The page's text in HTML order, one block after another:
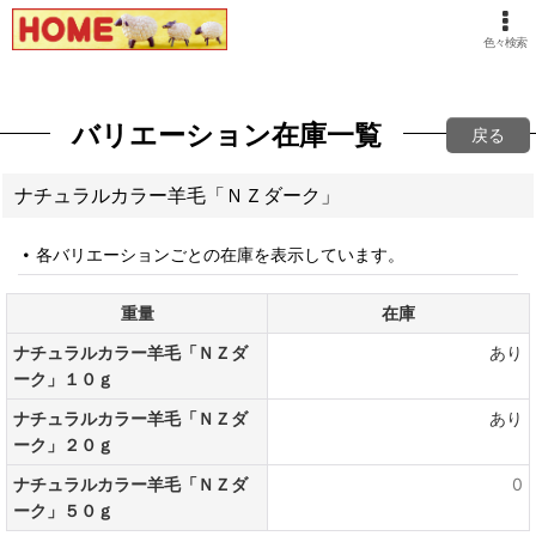
色々検索
バリエーション在庫一覧 戻る
ナチュラルカラー羊毛「ＮＺダーク」
各バリエーションごとの在庫を表示しています。
重量
在庫
ナチュラルカラー羊毛「ＮＺダ
ーク」１０ｇ
あり
ナチュラルカラー羊毛「ＮＺダ
ーク」２０ｇ
あり
ナチュラルカラー羊毛「ＮＺダ
ーク」５０ｇ
0